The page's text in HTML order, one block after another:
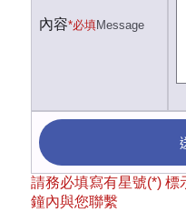
內容*必填Message
請務必填寫有星號(*) 標
鐘內與您聯繫